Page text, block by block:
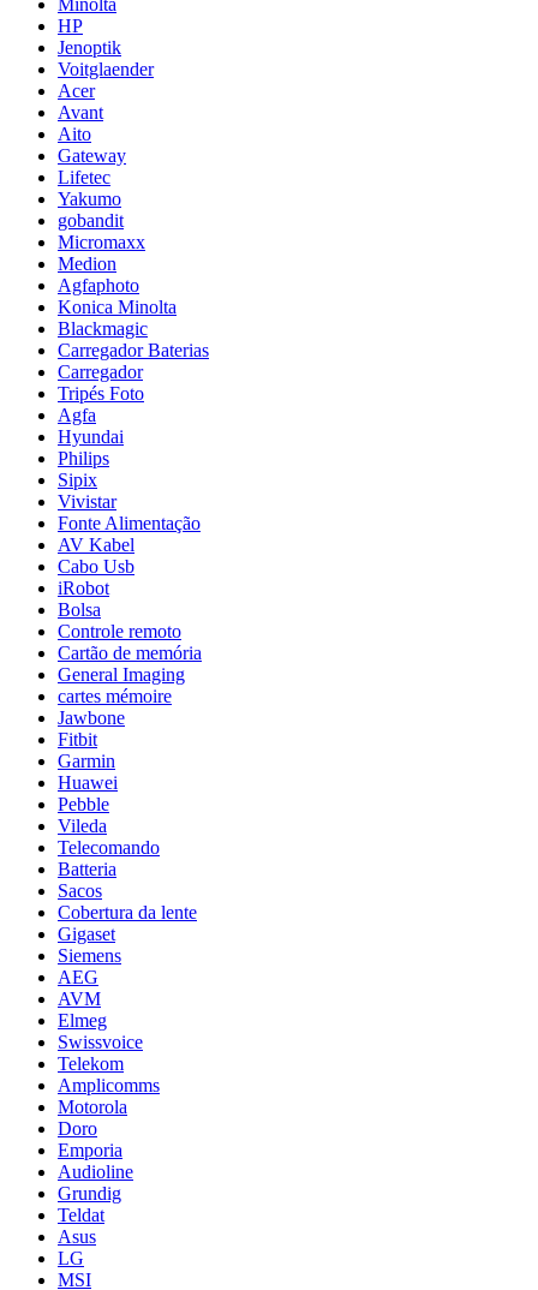
Minolta
HP
Jenoptik
Voitglaender
Acer
Avant
Aito
Gateway
Lifetec
Yakumo
gobandit
Micromaxx
Medion
Agfaphoto
Konica Minolta
Blackmagic
Carregador Baterias
Carregador
Tripés Foto
Agfa
Hyundai
Philips
Sipix
Vivistar
Fonte Alimentação
AV Kabel
Cabo Usb
iRobot
Bolsa
Controle remoto
Cartão de memória
General Imaging
cartes mémoire
Jawbone
Fitbit
Garmin
Huawei
Pebble
Vileda
Telecomando
Batteria
Sacos
Cobertura da lente
Gigaset
Siemens
AEG
AVM
Elmeg
Swissvoice
Telekom
Amplicomms
Motorola
Doro
Emporia
Audioline
Grundig
Teldat
Asus
LG
MSI